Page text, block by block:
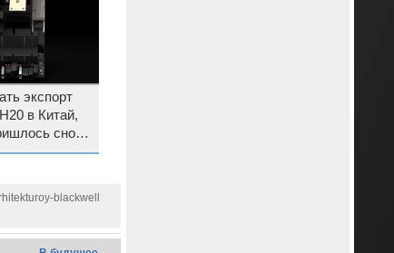
экспорт
в Китай,
снова
blackwell